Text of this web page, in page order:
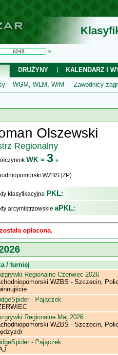
DRUŻYNY
KALENDARZ I
WGM, WLM, WIM Zawodnicy
Olszewski
Regionalny
WK = 3
WZBS (ZP)
klasyfikacyjne PKL:
arcymistrzowskie aPKL:
opłacona.
/ turniej
Regionalne Czerwiec 2026
WZBS - Szczecin,
- Pajączek
Regionalne Maj 2026
WZBS - Szczecin,
- Pajączek